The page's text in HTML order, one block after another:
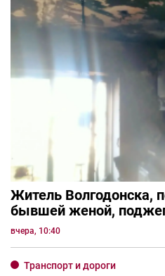
Житель Волгодонска,
бывшей женой,
вчера, 10:40
Транспорт и дороги